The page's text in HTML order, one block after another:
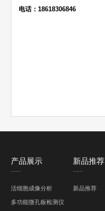
电话：18618306846
产品展示
活细胞成像分析
多功能微孔板检测仪
新品推荐
新品推荐